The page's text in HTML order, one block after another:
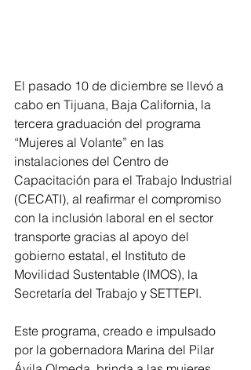
El pasado 10 de diciembre se llevó a
cabo en Tijuana, Baja California, la
tercera graduación del programa
“Mujeres al Volante” en las
instalaciones del Centro de
Capacitación para el Trabajo Industrial
(CECATI), al reafirmar el compromiso
con la inclusión laboral en el sector
transporte gracias al apoyo del
gobierno estatal, el Instituto de
Movilidad Sustentable (IMOS), la
Secretaría del Trabajo y SETTEPI.
Este programa, creado e impulsado
por la gobernadora Marina del Pilar